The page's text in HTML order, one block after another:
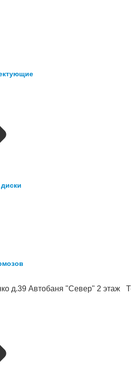
д.39 Автобаня "Север" 2 этаж